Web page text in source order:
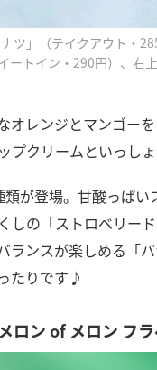
ツ」（テイクアウト・
ートイン・290円）、右
オレンジとマンゴー
プクリームといっし
が登場。甘酸っぱ
しの「ストロベリー
ランスが楽しめる「
たりです♪
ロン of メロン フラ